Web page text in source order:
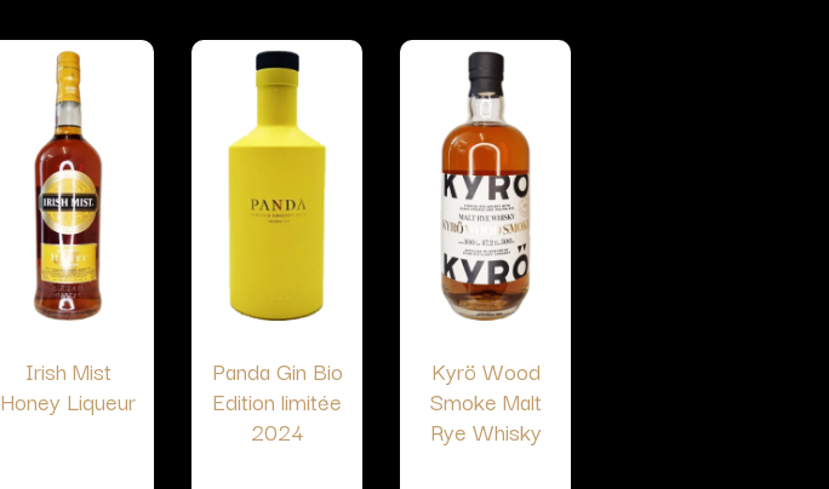
Irish Mist
Honey Liqueur
Panda Gin Bio
Edition limitée
2024
Kyrö Wood
Smoke Malt
Rye Whisky